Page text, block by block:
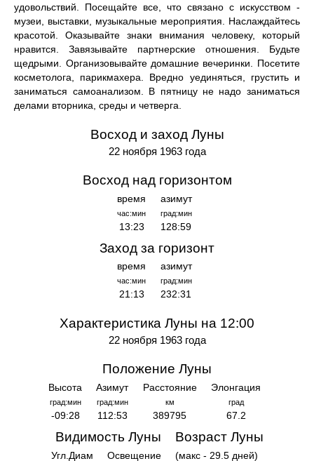
удовольствий. Посещайте все, что связано с искусством -
музеи, выставки, музыкальные мероприятия. Наслаждайтесь
красотой. Оказывайте знаки внимания человеку, который
нравится. Завязывайте партнерские отношения. Будьте
щедрыми. Организовывайте домашние вечеринки. Посетите
косметолога, парикмахера. Вредно уединяться, грустить и
заниматься самоанализом. В пятницу не надо заниматься
делами вторника, среды и четверга.
Восход и заход Луны
22 ноября 1963 года
Восход над горизонтом
время
час:мин
13:23
азимут
град:мин
128:59
Заход за горизонт
время
час:мин
21:13
азимут
град:мин
232:31
Характеристика Луны на 12:00
22 ноября 1963 года
Положение Луны
Высота
град:мин
-09:28
Азимут
град:мин
112:53
Расстояние
км
389795
Элонгация
град
67.2
Видимость Луны
Угл.Диам Освещение
Возраст Луны
(макс - 29.5 дней)